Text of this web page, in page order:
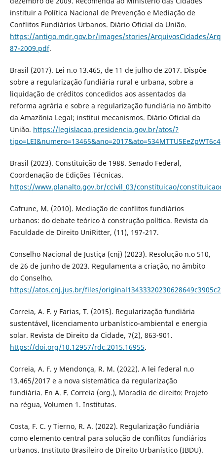
instituir a Política Nacional de Prevenção e Mediação de
Conflitos Fundiários Urbanos. Diário Oficial da União.
https://antigo.mdr.gov.br/images/stories/ArquivosCidades/
87-2009.pdf.
Brasil (2017). Lei n.o 13.465, de 11 de julho de 2017. Dispõe
sobre a regularização fundiária rural e urbana, sobre a
liquidação de créditos concedidos aos assentados da
reforma agrária e sobre a regularização fundiária no âmbito
da Amazônia Legal; institui mecanismos. Diário Oficial da
União. https://legislacao.presidencia.gov.br/atos/?
tipo=LEI&numero=13465&ano=2017&ato=534MTTU5EeZpWT6c4
Brasil (2023). Constituição de 1988. Senado Federal,
Coordenação de Edições Técnicas.
https://www.planalto.gov.br/ccivil_03/constituicao/
Cafrune, M. (2010). Mediação de conflitos fundiários
urbanos: do debate teórico à construção política. Revista da
Faculdade de Direito UniRitter, (11), 197-217.
Conselho Nacional de Justiça (cnj) (2023). Resolução n.o 510,
de 26 de junho de 2023. Regulamenta a criação, no âmbito
do Conselho.
https://atos.cnj.jus.br/files/
Correia, A. F. y Farias, T. (2015). Regularização fundiária
sustentável, licenciamento urbanístico-ambiental e energia
solar. Revista de Direito da Cidade, 7(2), 863-901.
https://doi.org/10.12957/rdc.2015.16955.
Correia, A. F. y Mendonça, R. M. (2022). A lei federal n.o
13.465/2017 e a nova sistemática da regularização
fundiária. En A. F. Correia (org.), Moradia de direito: Projeto
na régua, Volumen 1. Institutas.
Costa, F. C. y Tierno, R. A. (2022). Regularização fundiária
como elemento central para solução de conflitos fundiários
urbanos. Instituto Brasileiro de Direito Urbanístico (IBDU).